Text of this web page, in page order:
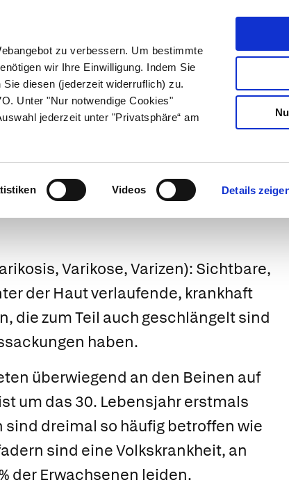
zu verbessern. Um bestimmte
wir Ihre Einwilligung. Indem Sie
diesen (jederzeit widerruflich) zu.
Unter "Nur notwendige Cookies"
jederzeit unter "Privatsphäre“ am
Videos Details
Eltern & Kind Gesund leben Über uns
Varikose, Varizen): Sichtbare,
der Haut verlaufende, krankhaft
die zum Teil auch geschlängelt sind
haben.
überwiegend an den Beinen auf
um das 30. Lebensjahr erstmals
sind dreimal so häufig betroffen wie
sind eine Volkskrankheit, an
der Erwachsenen leiden.